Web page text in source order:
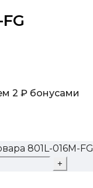
2 ₽ бонусами
801L-016M-FG